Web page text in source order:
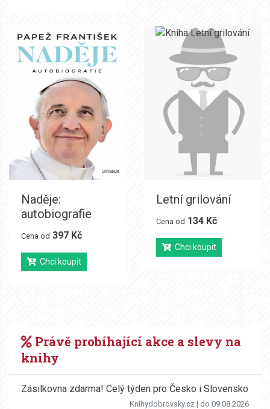
Naděje:
autobiografie
Cena od 397 Kč
Chci koupit
Letní grilování
Cena od 134 Kč
Chci koupit
Právě probíhající akce a slevy na
knihy
Zásilkovna zdarma! Celý týden pro Česko i Slovensko
Knihydobrovsky.cz | do 09.08.2026